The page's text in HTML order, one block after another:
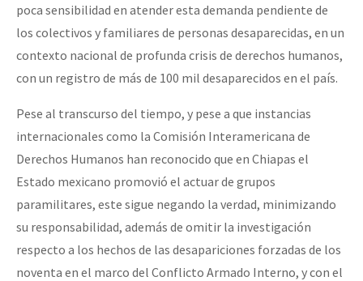
poca sensibilidad en atender esta demanda pendiente de
los colectivos y familiares de personas desaparecidas, en un
contexto nacional de profunda crisis de derechos humanos,
con un registro de más de 100 mil desaparecidos en el país.
Pese al transcurso del tiempo, y pese a que instancias
internacionales como la Comisión Interamericana de
Derechos Humanos han reconocido que en Chiapas el
Estado mexicano promovió el actuar de grupos
paramilitares, este sigue negando la verdad, minimizando
su responsabilidad, además de omitir la investigación
respecto a los hechos de las desapariciones forzadas de los
noventa en el marco del Conflicto Armado Interno, y con el